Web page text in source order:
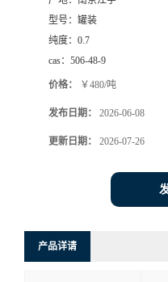
型号： 罐装
纯度： 0.7
cas： 506-48-9
价格： ￥480/吨
发布日期： 2026-06-08
更新日期： 2026-07-26
产品详请